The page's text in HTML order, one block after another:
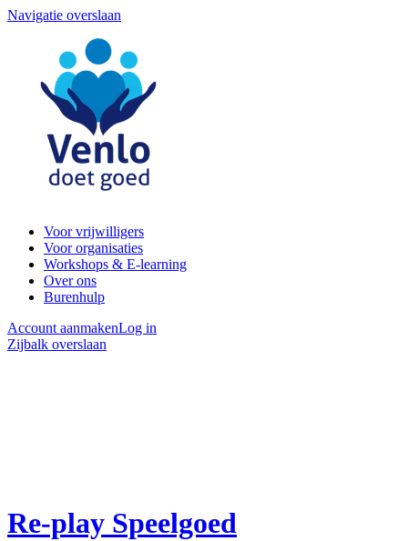
Navigatie overslaan
Voor vrijwilligers
Voor organisaties
Workshops & E-learning
Over ons
Burenhulp
Account aanmakenLog in
Zijbalk overslaan
Re-play Speelgoed